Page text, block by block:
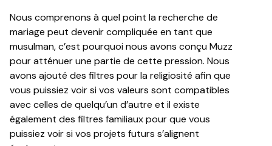
Nous comprenons à quel point la recherche de
mariage peut devenir compliquée en tant que
musulman, c’est pourquoi nous avons conçu Muzz
pour atténuer une partie de cette pression. Nous
avons ajouté des filtres pour la religiosité afin que
vous puissiez voir si vos valeurs sont compatibles
avec celles de quelqu’un d’autre et il existe
également des filtres familiaux pour que vous
puissiez voir si vos projets futurs s’alignent